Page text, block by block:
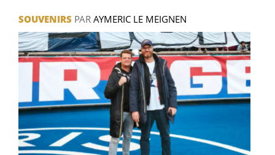
SOUVENIRS PAR AYMERIC LE MEIGNEN